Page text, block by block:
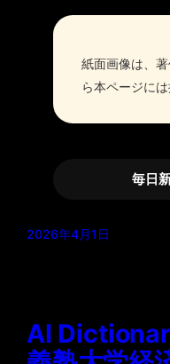
紙面画像は、
ら本ページに
毎日
2026年4月1日
AI